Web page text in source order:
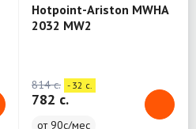
Hotpoint-Ariston MWHA
2032 MW2
814 c. - 32 c.
782 c.
от 90с/мес